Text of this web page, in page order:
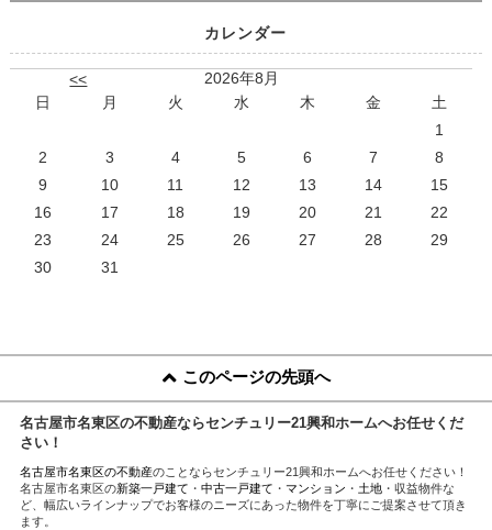
カレンダー
<<
2026年8月
日
月 火 水 木 金
土
1
2
3 4 5 6 7
8
9
10 11 12 13 14
15
16
17 18 19 20 21
22
23
24 25 26 27 28
29
30
31
このページの先頭へ
名古屋市名東区の不動産ならセンチュリー21興和ホームへお任せくだ
さい！
名古屋市名東区の不動産のことならセンチュリー21興和ホームへお任せください！
名古屋市名東区の新築一戸建て ・ 中古一戸建て ・ マンション ・ 土地・収益物件な
ど、幅広いラインナップでお客様のニーズにあった物件を丁寧にご提案させて頂き
ます。